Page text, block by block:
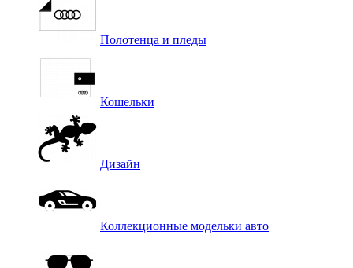
Полотенца и пледы
Кошельки
Дизайн
Коллекционные модельки авто